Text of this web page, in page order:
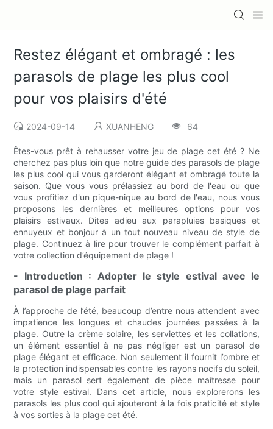
Restez élégant et ombragé : les
parasols de plage les plus cool
pour vos plaisirs d'été
2024-09-14 XUANHENG 64
Êtes-vous prêt à rehausser votre jeu de plage cet été ? Ne
cherchez pas plus loin que notre guide des parasols de plage
les plus cool qui vous garderont élégant et ombragé toute la
saison. Que vous vous prélassiez au bord de l'eau ou que
vous profitiez d'un pique-nique au bord de l'eau, nous vous
proposons les dernières et meilleures options pour vos
plaisirs estivaux. Dites adieu aux parapluies basiques et
ennuyeux et bonjour à un tout nouveau niveau de style de
plage. Continuez à lire pour trouver le complément parfait à
votre collection d’équipement de plage !
- Introduction : Adopter le style estival avec le
parasol de plage parfait
À l’approche de l’été, beaucoup d’entre nous attendent avec
impatience les longues et chaudes journées passées à la
plage. Outre la crème solaire, les serviettes et les collations,
un élément essentiel à ne pas négliger est un parasol de
plage élégant et efficace. Non seulement il fournit l’ombre et
la protection indispensables contre les rayons nocifs du soleil,
mais un parasol sert également de pièce maîtresse pour
votre style estival. Dans cet article, nous explorerons les
parasols les plus cool qui ajouteront à la fois praticité et style
à vos sorties à la plage cet été.